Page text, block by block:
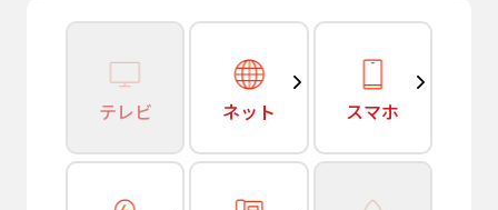
テレビ ネット スマホ